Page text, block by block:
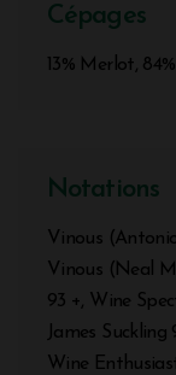
Cépages
13% Merlot,
Notations
Vinous
Vinous (Neal
93 +, Wine
James
Wine